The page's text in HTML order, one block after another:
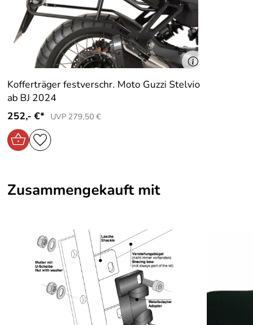
Kofferträger festverschr. Moto Guzzi Stelvio
ab BJ 2024
252,- €*
UVP 279,50 €
Zusammengekauft mit